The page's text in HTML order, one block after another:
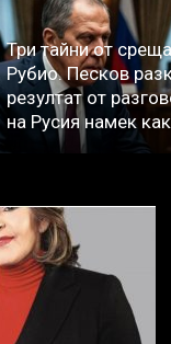
Три тайни от
Рубио. Песков
резултат от
на Русия намек